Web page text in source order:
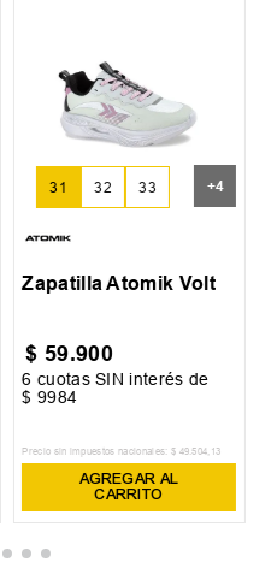
31 32 33 +4
Zapatilla Atomik Volt
$ 59.900
6 cuotas SIN interés de
$ 9984
Precio sin impuestos nacionales: $ 49 .504 13
AGREGAR AL
CARRITO